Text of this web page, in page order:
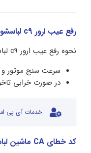
رفع عیب ارور c9 لباسشویی آاگ
نحوه رفع عیب ارور c9 لباسشویی آاگ به شرح زیر است:
سرعت سنج موتور و
در صورت خرابی
خدمات آی پی
کد خطای CA ماشین لباسشویی آاگ